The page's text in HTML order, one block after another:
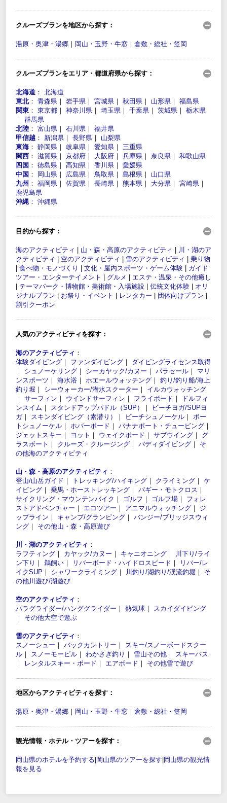
クルーズプランを地区から探す：
湯原・奥津・湯郷 ｜ 岡山・玉野・牛窓 ｜ 倉敷・総社・笠岡
クルーズプランをエリア・都道府県から探す：
北海道 ： 北海道
東北： 青森県 ｜ 岩手県 ｜ 宮城県 ｜ 秋田県 ｜ 山形県 ｜ 福島県
関東 ： 東京都 ｜ 神奈川県 ｜ 埼玉県 ｜ 千葉県 ｜ 茨城県 ｜ 栃木県
｜ 群馬県
北陸 ： 富山県 ｜ 石川県 ｜ 福井県
甲信越 ： 新潟県 ｜ 長野県 ｜ 山梨県
東海 ： 静岡県 ｜ 岐阜県 ｜ 愛知県 ｜ 三重県
関西 ： 滋賀県 ｜ 京都府 ｜ 大阪府 ｜ 兵庫県 ｜ 奈良県 ｜ 和歌山県
四国 ： 徳島県 ｜ 高知県 ｜ 香川県 ｜ 愛媛県
中国 ： 岡山県 ｜ 広島県 ｜ 鳥取県 ｜ 島根県 ｜ 山口県
九州 ： 福岡県 ｜ 佐賀県 ｜ 長崎県 ｜ 熊本県 ｜ 大分県 ｜ 宮崎県 ｜
鹿児島県
沖縄 ： 沖縄県
目的から探す：
海のアクティビティ 山・森・高原のアクティビティ
川・湖のア
クティビティ
空のアクティビティ 雪のアクティビティ
乗り物
食べ物・モノづくり 文化・屋内スポーツ・ゲーム体験
ガイド
ツアー・エンターテイメント
グルメ
エステ・温泉・その他癒し
テーマパーク・博物館・美術館・入場施設 伝統文化体験
オリ
ジナルプラン
お祭り・イベント レンタカー 団体向けプラン
割引クーポン
人気のアクティビティを探す：
海のアクティビティ ：
体験ダイビング ｜ ファンダイビング ｜ ダイビングライセンス取得
｜ シュノーケリング ｜ シーカヤック/カヌー ｜ パラセール ｜ マリ
ンスポーツ ｜ 海水浴 ｜ ホエールウォッチング ｜ 釣り/釣り船/海上
釣り堀 ｜ シーウォーカー/潜水スクーター ｜ イルカウォッチング
｜ サーフィン ｜ ウインドサーフィン ｜ フライボード ｜
ドルフィ
ンスイム ｜ スタンドアップパドル（SUP） ｜
ビーチヨガ/SUPヨ
ガ｜ スキンダイビング（素潜り） ｜ ビーチシュノーケル ｜ ボー
トシュノーケル ｜ ホバーボード ｜ バナナボート・チュービング ｜
ジェットスキー ｜ ヨット ｜ ウェイクボード ｜ サブウイング ｜ グ
ラスボート ｜ クルーズ・クルージング ｜ バディダイビング ｜ そ
の他海のアクティビティ
山・森・高原のアクティビティ ：
登山/山岳ガイド ｜ トレッキング/ハイキング ｜ クライミング ｜ ケ
イビング ｜ 乗馬・ホーストレッキング ｜ バギー・モトクロス ｜
サイクリング・マウンテンバイク ｜ ゴルフ ｜ ゴルフ場 ｜ フォレ
ストアドベンチャー ｜ エコツアー ｜ アニマルウォッチング ｜ ジ
ップライン ｜ キャンプ/グランピング ｜ バンジー/ブリッジスウィ
ング ｜ その他山・森・高原遊び
川・湖のアクティビティ ：
ラフティング ｜ カヤック/カヌー ｜ キャニオニング ｜
川下り/ライ
ン下り ｜ 鵜飼い ｜ リバーボード・ハイドロスピード ｜
リバー/レ
イクSUP ｜ シャワークライミング ｜ 川釣り/湖釣り/渓流釣堀 ｜ そ
の他川遊び/湖遊び
空のアクティビティ ：
パラグライダー/ハンググライダー ｜ 熱気球 ｜ スカイダイビング
｜ その他大空で遊ぶ
雪のアクティビティ ：
スノーシュー ｜ バックカントリー ｜ スキー/スノーボードスクー
ル ｜ スノーモービル ｜ わかさぎ釣り ｜ 雪山その他 ｜ スキーバス
｜
レンタルスキー・ボード ｜ エアボード ｜ その他雪で遊び
地区からアクティビティを探す：
湯原・奥津・湯郷 ｜ 岡山・玉野・牛窓 ｜ 倉敷・総社・笠岡
観光情報・ホテル・ツアーを探す：
岡山県のホテルを予約する 岡山県のツアーを探す 岡山県の観光情
報を見る